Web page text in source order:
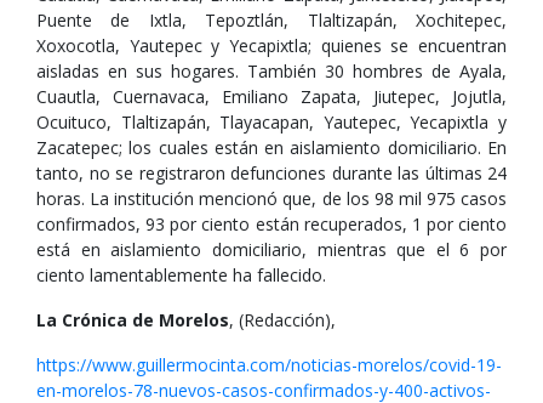
Puente de Ixtla, Tepoztlán, Tlaltizapán, Xochitepec,
Xoxocotla, Yautepec y Yecapixtla; quienes se encuentran
aisladas en sus hogares. También 30 hombres de Ayala,
Cuautla, Cuernavaca, Emiliano Zapata, Jiutepec, Jojutla,
Ocuituco, Tlaltizapán, Tlayacapan, Yautepec, Yecapixtla y
Zacatepec; los cuales están en aislamiento domiciliario. En
tanto, no se registraron defunciones durante las últimas 24
horas. La institución mencionó que, de los 98 mil 975 casos
confirmados, 93 por ciento están recuperados, 1 por ciento
está en aislamiento domiciliario, mientras que el 6 por
ciento lamentablemente ha fallecido.
La Crónica de Morelos, (Redacción),
https://www.guillermocinta.com/noticias-morelos/covid-19-
en-morelos-78-nuevos-casos-confirmados-y-400-activos-